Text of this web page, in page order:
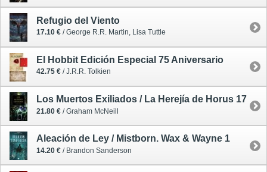
Refugio del Viento
17.10 € / George R.R. Martin, Lisa Tuttle
El Hobbit Edición Especial 75 Aniversario
42.75 € / J.R.R. Tolkien
Los Muertos Exiliados / La Herejía de Horus 17
21.80 € / Graham McNeill
Aleación de Ley / Mistborn. Wax & Wayne 1
14.20 € / Brandon Sanderson